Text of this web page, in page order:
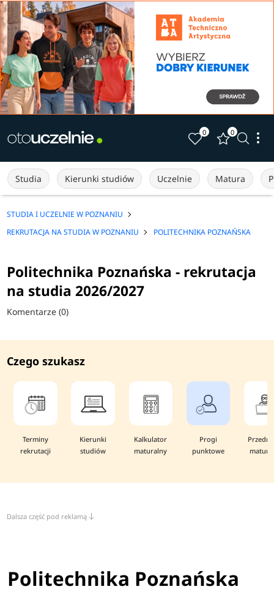
0 0
Studia Kierunki studiów Uczelnie Matura
STUDIA I UCZELNIE W POZNANIU
REKRUTACJA NA STUDIA W POZNANIU
POLITECHNIKA POZNAŃSKA
Politechnika Poznańska - rekrutacja
na studia 2026/2027
Komentarze (0)
Czego szukasz
Terminy
rekrutacji
Kierunki
studiów
Kalkulator
maturalny
Progi
punktowe
Dalsza część pod reklamą
Politechnika Poznańska